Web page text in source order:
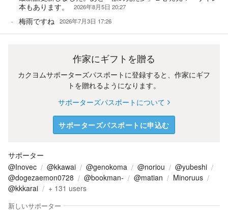
本もあります。
2026年8月5日 20:27
梅雨ですね 2026年7月3日 17:26
作家にギフトを贈る
カクヨムサポーターズパスポートに登録すると、作家にギフ
トを贈れるようになります。
サポーターズパスポートについて
サポーターズパスポートに申込む
サポーター
@Inovec
@kkawai @genokoma @noriou
@yubeshi
@dogezaemon0728
@bookman- @matian
Minoruus
@kkkarai
+ 131 users
新しいサポーター